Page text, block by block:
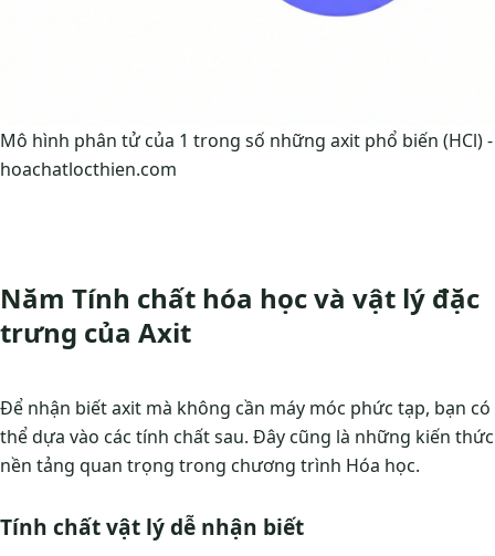
Mô hình phân tử của 1 trong số những axit phổ biến (HCl) -
hoachatlocthien.com
Năm Tính chất hóa học và vật lý đặc
trưng của Axit
Để nhận biết axit mà không cần máy móc phức tạp, bạn có
thể dựa vào các tính chất sau. Đây cũng là những kiến thức
nền tảng quan trọng trong chương trình Hóa học.
Tính chất vật lý dễ nhận biết